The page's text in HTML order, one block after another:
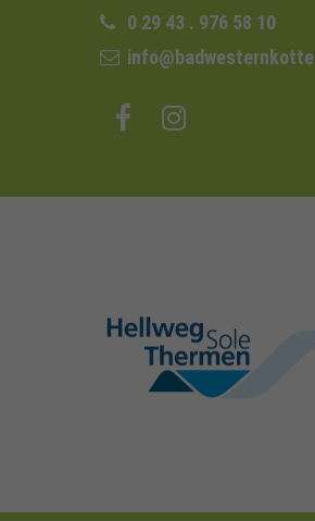
0 29 43 . 976 58 10
hellweg-sole-
thermen.de